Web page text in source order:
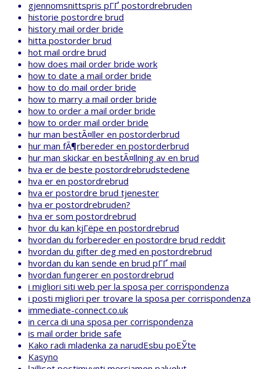
gjennomsnittspris pГҐ postordrebruden
historie postordre brud
history mail order bride
hitta postorder brud
hot mail ordre brud
how does mail order bride work
how to date a mail order bride
how to do mail order bride
how to marry a mail order bride
how to order a mail order bride
how to order mail order bride
hur man bestÃ¤ller en postorderbrud
hur man fÃ¶rbereder en postorderbrud
hur man skickar en bestÃ¤llning av en brud
hva er de beste postordrebrudstedene
hva er en postordrebrud
hva er postordre brud tjenester
hva er postordrebruden?
hva er som postordrebrud
hvor du kan kjГёpe en postordrebrud
hvordan du forbereder en postordre brud reddit
hvordan du gifter deg med en postordrebrud
hvordan du kan sende en brud pГҐ mail
hvordan fungerer en postordrebrud
i migliori siti web per la sposa per corrispondenza
i posti migliori per trovare la sposa per corrispondenza
immediate-connect.co.uk
in cerca di una sposa per corrispondenza
is mail order bride safe
Kako radi mladenka za narudЕѕbu poЕЎte
Kasyno